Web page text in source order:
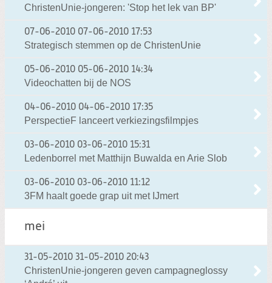
ChristenUnie-jongeren: 'Stop het lek van BP'
07-06-2010 07-06-2010 17:53
Strategisch stemmen op de ChristenUnie
05-06-2010 05-06-2010 14:34
Videochatten bij de NOS
04-06-2010 04-06-2010 17:35
PerspectieF lanceert verkiezingsfilmpjes
03-06-2010 03-06-2010 15:31
Ledenborrel met Matthijn Buwalda en Arie Slob
03-06-2010 03-06-2010 11:12
3FM haalt goede grap uit met IJmert
mei
31-05-2010 31-05-2010 20:43
ChristenUnie-jongeren geven campagneglossy